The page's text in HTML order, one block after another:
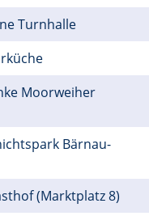
Turnhalle
Moorweiher
Bärnau-
(Marktplatz 8)